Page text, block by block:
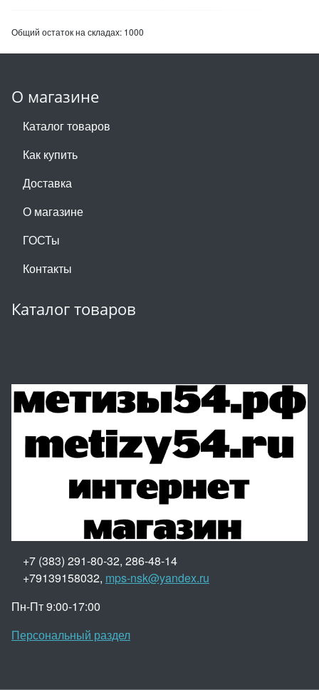
Общий остаток на складах: 1000
О магазине
Каталог товаров
Как купить
Доставка
О магазине
ГОСТы
Контакты
Каталог товаров
+7 (383) 291-80-32, 286-48-14
+79139158032, mps-nsk@yandex.ru
Пн-Пт 9:00-17:00
Персональный раздел